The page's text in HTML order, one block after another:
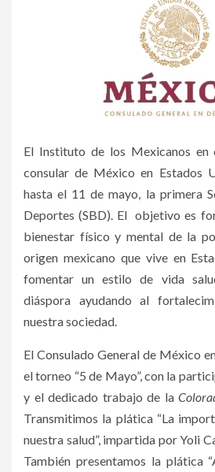
El Instituto de los Mexicanos
consular de México en Estados
hasta el 11 de mayo, la primera
Deportes (SBD). El objetivo es
bienestar físico y mental de la
origen mexicano que vive en
fomentar un estilo de vida
diáspora ayudando al
nuestra sociedad.
El Consulado General de México
el torneo “5 de Mayo”, con la
y el dedicado trabajo de la
Transmitimos la plática “La
nuestra salud”, impartida por Yoli
También presentamos la plática